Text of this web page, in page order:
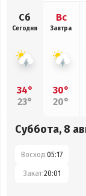
Сб
Сегодня
34°
23°
Вс
Завтра
30°
20°
Суббота, 8
Восход:05:17
Закат:20:01